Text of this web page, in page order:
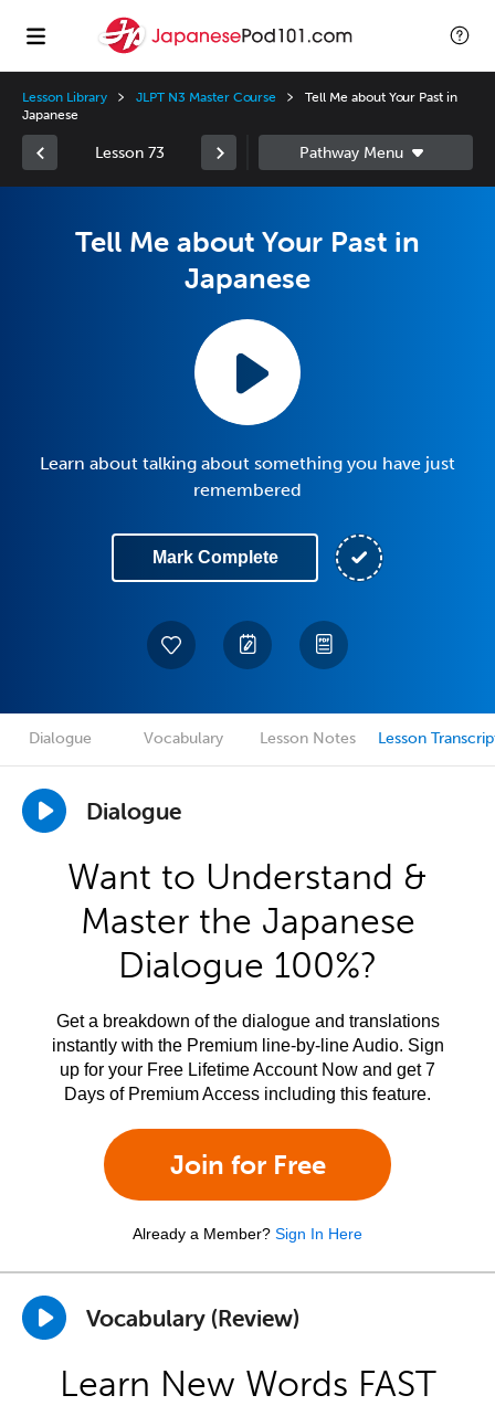
Lesson Library JLPT N3 Master Course
Tell Me about Your Past in
Japanese
Lesson 73
Tell Me about Your Past in
Japanese
Learn about talking about something you have just
remembered
Mark Complete
Dialogue Vocabulary Lesson Notes Lesson
Dialogue
Want to Understand &
Master the Japanese
Dialogue 100%?
Get a breakdown of the dialogue and translations
instantly with the Premium line-by-line Audio. Sign
up for your Free Lifetime Account Now and get 7
Days of Premium Access including this feature.
Join for Free
Already a Member? Sign In Here
Vocabulary (Review)
Learn New Words FAST